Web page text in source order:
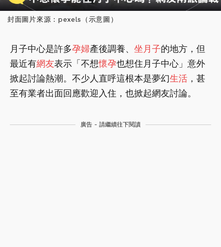
封面圖片來源：pexels（示意圖）
月子中心是許多孕婦產後調養、 坐月子的地方，但
最近有網友表示「不想懷孕也想住月子中心」意外
掀起討論熱潮。不少人直呼這根本是夢幻生活 ，甚
至有業者出面回應歡迎入住，也掀起網友討論。
廣告 - 請繼續往下閱讀